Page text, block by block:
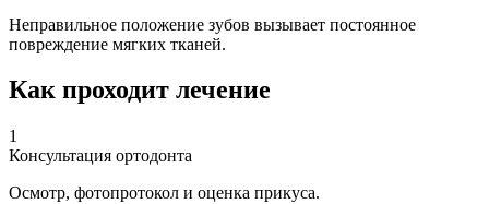
Неправильное положение зубов вызывает постоянное
повреждение мягких тканей.
Как проходит лечение
1
Консультация ортодонта
Осмотр, фотопротокол и оценка прикуса.